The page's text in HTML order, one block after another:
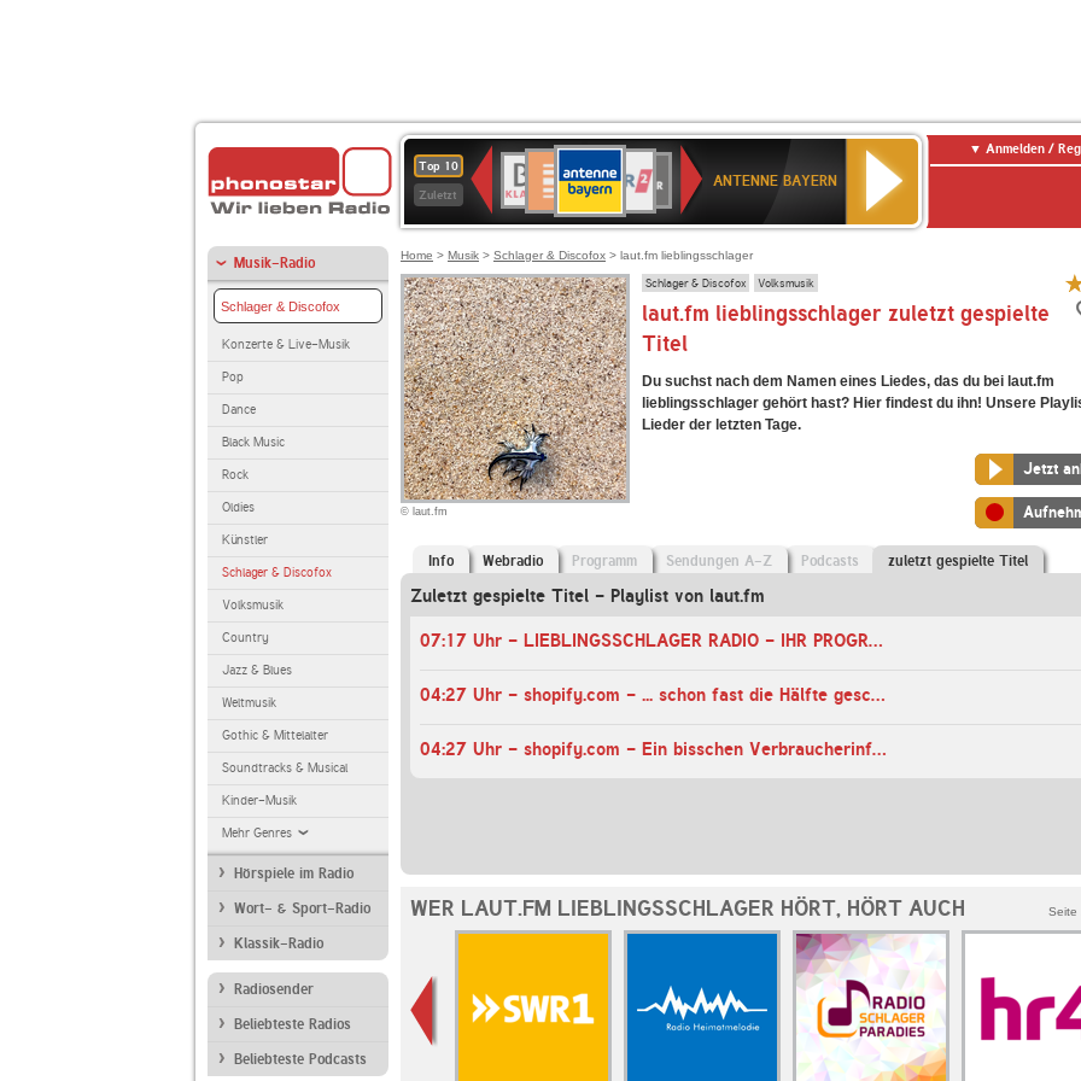
Top 10
Zuletzt
Deutschlandfunk
80er
90er
OLDIE
ANTENNE
SWR3
WDR
4
BR-
KLASSIK
Deutschlandfunk
KulturBAYERN
2
SWR
Kultur
NDR
2
ANTENNE BAYERN
Anmelden /
Musik-Radio
Schlager & Discofox
Konzerte & Live-Musik
Pop
Dance
Black Music
Rock
Oldies
Künstler
Schlager & Discofox
Volksmusik
Country
Jazz & Blues
Weltmusik
Gothic & Mittelalter
Soundtracks & Musical
Kinder-Musik
Mehr Genres
Hörspiele im Radio
Wort- & Sport-Radio
Klassik-Radio
Radiosender
Beliebteste Radios
Beliebteste Podcasts
Home > Musik > Schlager & Discofox > laut.fm lieblingsschlager
© laut.fm
Schlager & Discofox Volksmusik
laut.fm lieblingsschlager zuletzt gespielte
Titel
Du suchst nach dem Namen eines Liedes, das du bei laut.fm
lieblingsschlager gehört hast? Hier findest du ihn! Unsere
Lieder der letzten Tage.
Jetzt
Info Webradio Programm Sendungen A-Z Podcasts zuletzt gespielte Titel
Zuletzt gespielte Titel - Playlist von laut.fm
07:17 Uhr - LIEBLINGSSCHLAGER RADIO - IHR PROGRAMM
04:27 Uhr - shopify.com - ... schon fast die Hälfte geschafft ...
04:27 Uhr - shopify.com - Ein bisschen Verbraucherinformationen ...
WER LAUT.FM LIEBLINGSSCHLAGER HÖRT, HÖRT AUCH Seite